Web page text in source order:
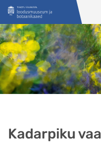
Liigu edasi põhisisu juurde
Kadarpiku